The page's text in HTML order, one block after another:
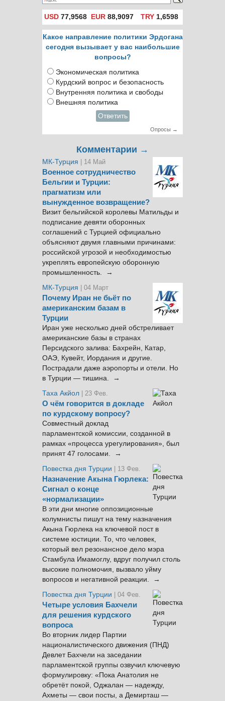
USD 77,9568 EUR 88,9097 TRY1,6598
Какое направление политики Эрдогана
сегодня вызывает у вас наибольшие
вопросы?
Экономическая политика
Курдский вопрос и безопасность
Внутренняя политика и свободы
Внешняя политика
Ответить
Опросы →
Комментарии →
МК-Турция | 14 Май
Военное сотрудничество
Бельгии и Турции:
прагматизм или
вынужденное возвращение?
Визит бельгийской королевы Матильды и
подписание девяти оборонных
соглашений с Турцией официально
объясняют двумя главными причинами:
российской угрозой и необходимостью
укреплять европейскую оборонную
промышленность. →
МК-Турция
| 04 Март
Почему Иран не бьёт по
американским базам в
Турции
Иран уже несколько дней обстреливает
американские базы в странах
Персидского залива: Бахрейн, Катар,
ОАЭ, Кувейт, Иордания и другие.
Пострадали даже аэропорты и отели. Но
в Турции — тишина. →
Таха Акйол | 23 Фев.
О чём говорится в докладе
по курдскому вопросу?
Совместный доклад
парламентской комиссии, созданной в
рамках «процесса урегулирования», был
принят 47 голосами. →
Повестка дня Турции
| 13 Фев.
Назначение Акына Гюрлека:
Сигнал о конце
«нормализации»
В эти дни многие оппозиционные
колумнисты пишут на тему назначения
Акына Гюрлека на ключевой пост в
системе юстиции. То, что человек,
который вел резонансное дело мэра
Стамбула Имамоглу, вдруг получил столь
высокие полномочия, вызвало уйму
вопросов и негативной реакции. →
Повестка дня Турции
| 04 Фев.
Четыре условия Бахчели
для решения курдского
вопроса
Во вторник лидер Партии
националистического движения (ПНД)
Девлет Бахчели на заседании
парламентской группы озвучил ключевую
формулировку: «Пока Анатолия не
обретёт покой, Оджалан — надежду,
Ахметы — свои посты, а Демирташ —